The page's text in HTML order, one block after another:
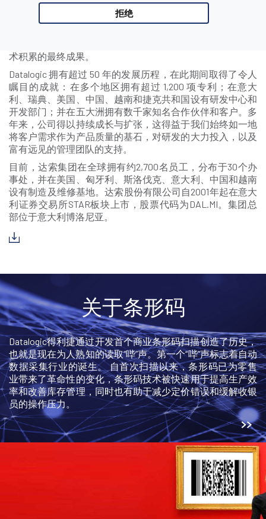
拒绝
得利捷（深圳）工业自动化有限公司（隶属于Datalogic
S.p.A) 的产品被大多数超市和POS、主要机场、顶级运输和
术积累的最终成果。
Datalogic 拥有超过 50 年的发展历程，在此期间取得了令人
瞩目的成就：在多个地区拥有超过 1,200 项专利；在意大
利、瑞典、美国、中国、越南和捷克共和国设有研发中心和
开发部门；并在五大洲拥有数千家知名合作伙伴和客户。多
年来，公司得以持续成长与扩张，这得益于我们始终如一地
将客户需求作为产品质量的基石，对研发的大力投入，以及
富有远见的管理团队的支持。
目前，达索集团在全球拥有约2,700名员工，分布于30个办
事处，并在美国、匈牙利、斯洛伐克、意大利、中国和越南
设有制造及维修基地。达索股份有限公司自2001年起在意大
利证券交易所STAR板块上市，股票代码为DAL.MI。集团总
部位于意大利博洛尼亚。
关于条形码
Datalogic得利捷通过开发首个商业条形码扫描创造了历史，
也就是现在为人熟知的读取“哔”声。第一个“哔”声标志着自动
数据采集行业的诞生。 自首次扫描以来，条形码已为零售
业带来了革命性的变化，条形码技术被快速用于提高生产效
率和改善库存管理，同时也有助于减少定价错误和缓解收银
员的操作压力。